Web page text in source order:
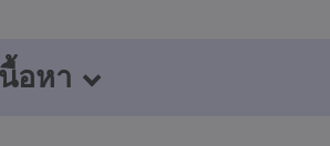
อหา